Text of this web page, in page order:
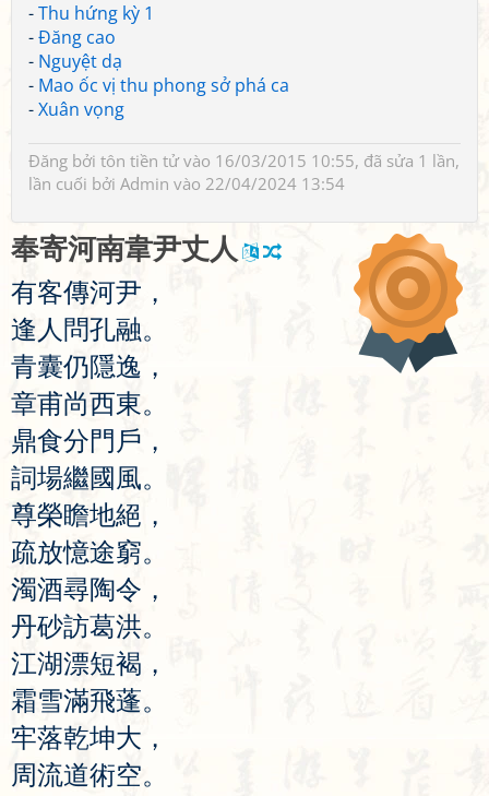
-Thu hứng kỳ 1
-Đăng cao
- Nguyệt dạ
- Mao ốc vị thu phong sở phá ca
-Xuân vọng
Đăng bởi tôn tiền tửvào 16/03/2015 10:55, đã sửa 1 lần,
lần cuối bởi Admin vào 22/04/2024 13:54
奉寄河南韋尹丈人
有客傳河尹 ，
逢 人 問孔融。
青囊仍隱逸 ，
章甫尚西東。
鼎食分門 戶 ，
詞場繼國 風。
尊榮瞻地絕 ，
疏放憶途窮。
濁酒尋陶令 ，
丹砂訪葛洪。
江湖漂短褐 ，
霜雪滿飛蓬。
牢落乾坤大 ，
周流道術空。